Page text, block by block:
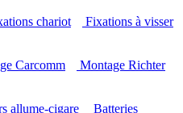
chariot